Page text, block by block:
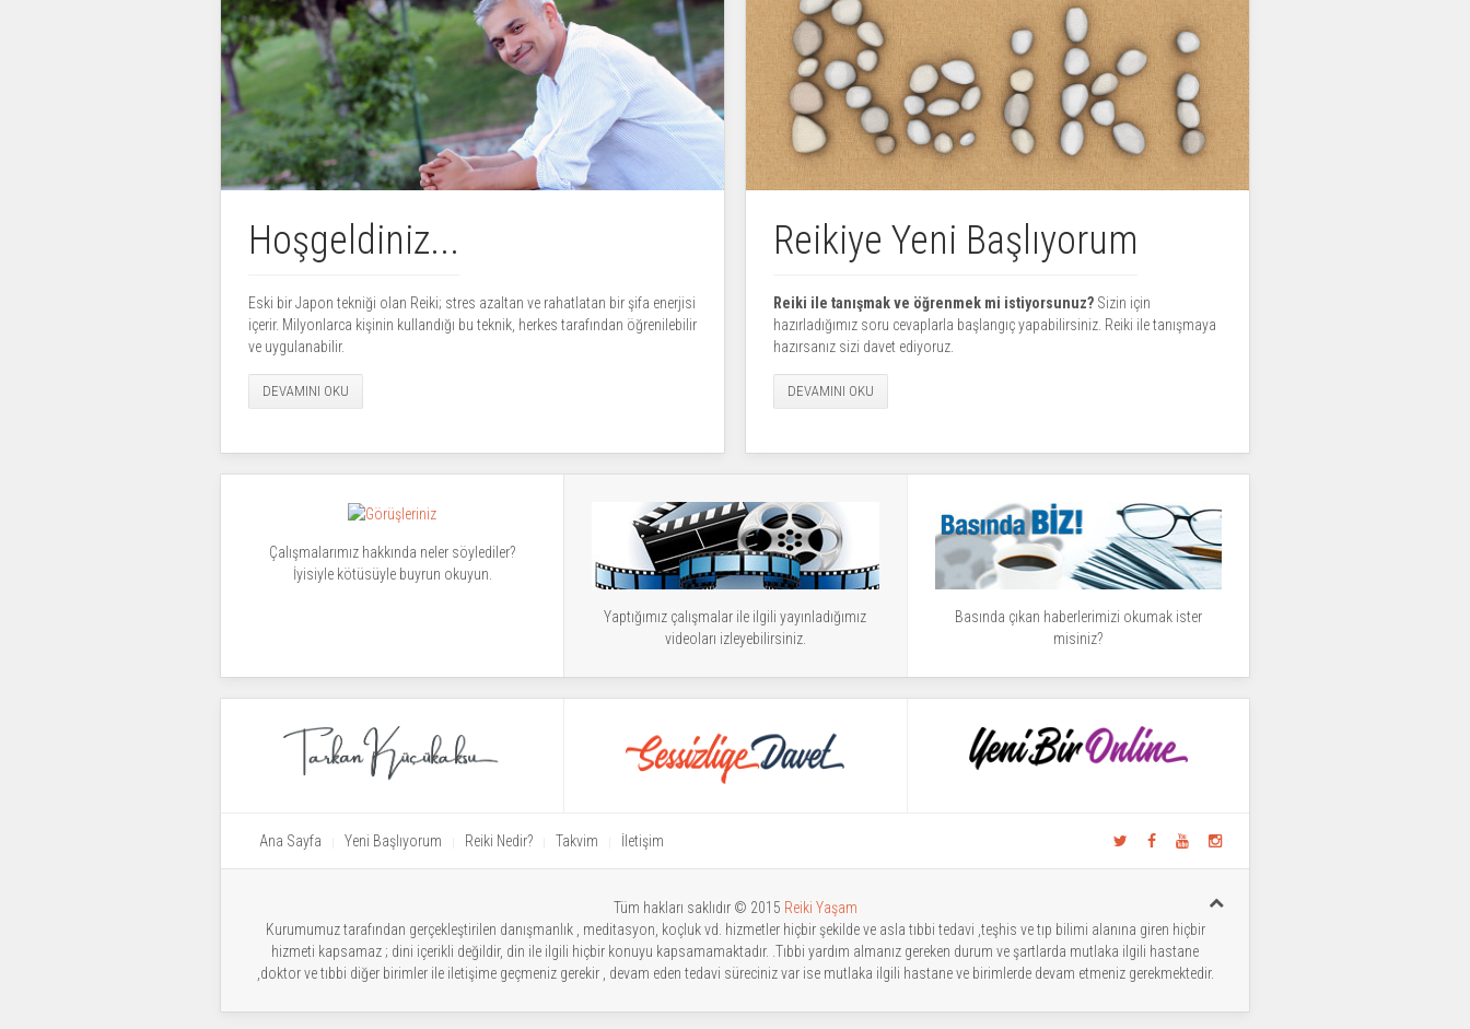
Hoşgeldiniz...
Eski bir Japon tekniği olan Reiki; stres azaltan ve rahatlatan bir şifa enerjisi
içerir. Milyonlarca kişinin kullandığı bu teknik, herkes tarafından öğrenilebilir
ve uygulanabilir.
DEVAMINI OKU
Reikiye Yeni Başlıyorum
Reiki ile tanışmak ve öğrenmek mi istiyorsunuz? Sizin için
hazırladığımız soru cevaplarla başlangıç yapabilirsiniz. Reiki ile tanışmaya
hazırsanız sizi davet ediyoruz.
DEVAMINI OKU
Çalışmalarımız hakkında neler söylediler?
İyisiyle kötüsüyle buyrun okuyun.
Yaptığımız çalışmalar ile ilgili yayınladığımız
videoları izleyebilirsiniz.
Basında çıkan haberlerimizi okumak ister
misiniz?
Ana Sayfa Yeni Başlıyorum Reiki Nedir? Takvim İletişim
Tüm hakları saklıdır © 2015 Reiki Yaşam
Kurumumuz tarafından gerçekleştirilen danışmanlık , meditasyon, koçluk vd. hizmetler hiçbir şekilde ve asla tıbbi tedavi ,teşhis ve tıp bilimi alanına giren hiçbir
hizmeti kapsamaz ; dini içerikli değildir, din ile ilgili hiçbir konuyu kapsamamaktadır. .Tıbbi yardım almanız gereken durum ve şartlarda mutlaka ilgili hastane
,doktor ve tıbbi diğer birimler ile iletişime geçmeniz gerekir , devam eden tedavi süreciniz var ise mutlaka ilgili hastane ve birimlerde devam etmeniz gerekmektedir.